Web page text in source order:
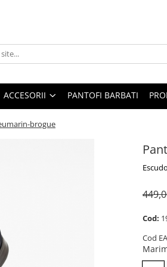
ACCESORII PANTOFI BARBATI
brogue
Escudo
Cod:
Cod